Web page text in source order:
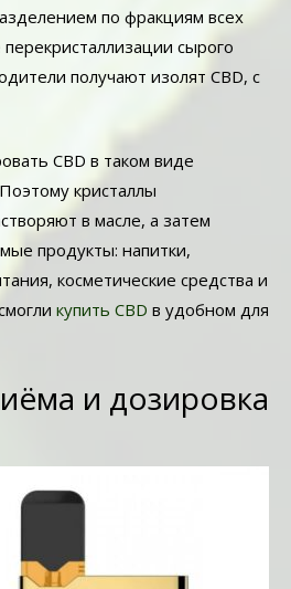
по фракциям всех
сырого
получают изолят CBD, с
CBD в таком виде
кристаллы
в масле, а затем
продукты: напитки,
косметические средства и
купить CBD в удобном для
и дозировка